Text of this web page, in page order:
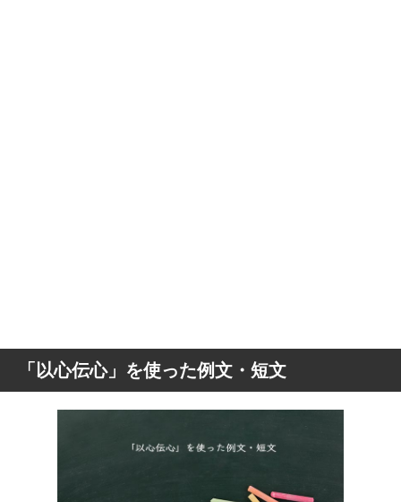
「以心伝心」を使った例文・短文